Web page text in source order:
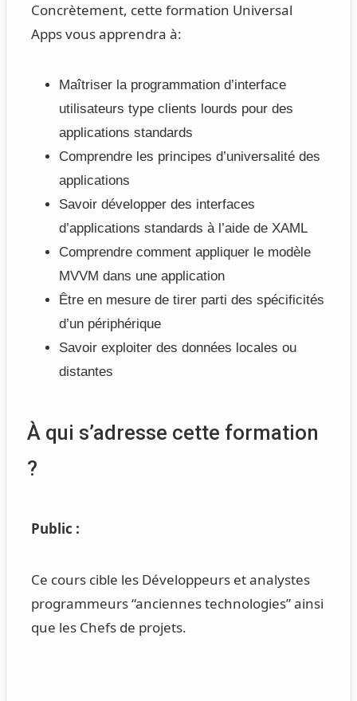
Concrètement, cette formation Universal
Apps vous apprendra à:
Maîtriser la programmation d’interface
utilisateurs type clients lourds pour des
applications standards
Comprendre les principes d’universalité des
applications
Savoir développer des interfaces
d’applications standards à l’aide de XAML
Comprendre comment appliquer le modèle
MVVM dans une application
Être en mesure de tirer parti des spécificités
d’un périphérique
Savoir exploiter des données locales ou
distantes
À qui s’adresse cette formation
?
Public :
Ce cours cible les Développeurs et analystes
programmeurs “anciennes technologies” ainsi
que les Chefs de projets.